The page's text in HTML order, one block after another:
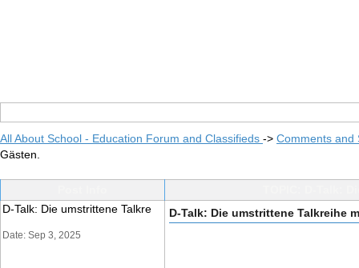
All About School - Education Forum and Classifieds -> Comments and
Gästen.
D-Talk: Die umstrittene Talkre
Date: Sep 3, 2025
D-Talk: Die umstrittene Talkreihe